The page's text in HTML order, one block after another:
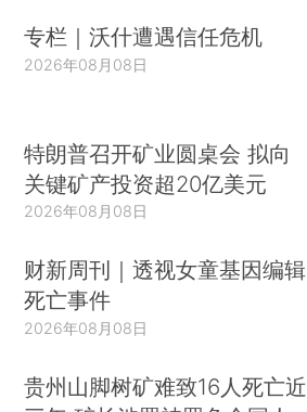
专栏｜沃什遭遇信任危机
2026年08月08日
特朗普召开矿业圆桌会 拟向
关键矿产投资超20亿美元
2026年08月08日
财新周刊｜透视女童基因编辑
死亡事件
2026年08月08日
贵州山脚树矿难致16人死亡近